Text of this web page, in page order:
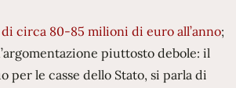
circa 80-85 milioni di euro all’anno;
piuttosto debole: il
le casse dello Stato, si parla di